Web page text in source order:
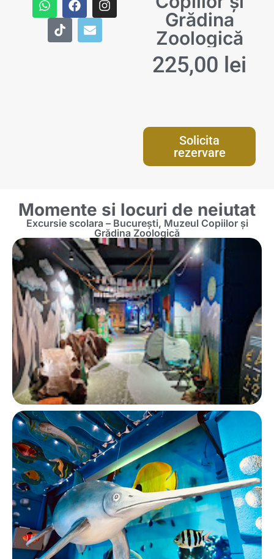
EXCURSII GRECIA
EXCURSII ROMANIA
EXCURSII SCOLARE
VACANTA ALBANIA
Vacante ALL INCLUSIVE
VACANTA TURCIA
DESPRE NOI
CERE OFERTA
Grădina
Zoologică
225,00 lei
Solicita
rezervare
Momente si locuri de neiutat
Excursie scolara – București, Muzeul Copiilor și
Grădina Zoologică